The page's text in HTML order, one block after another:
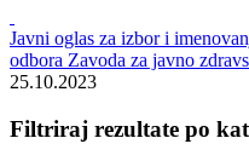
Rezultati pretrage za ""